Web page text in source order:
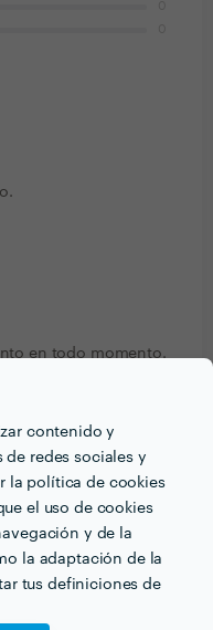
contenido y
redes sociales y
la política de cookies
el uso de cookies
y de la
la adaptación de la
tus definiciones de
en todo momento.